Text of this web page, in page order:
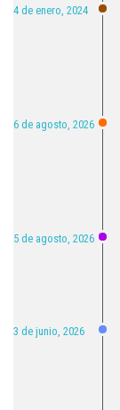
4 de enero, 2024
6 de agosto, 2026
5 de agosto, 2026
3 de junio, 2026